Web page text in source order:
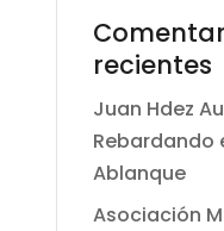
recientes
Juan Hdez
Rebardando
Ablanque
Asociación